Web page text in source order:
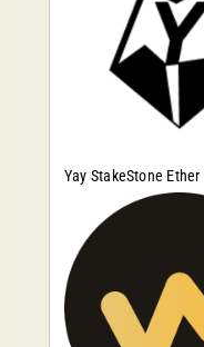
Yay StakeStone Ether